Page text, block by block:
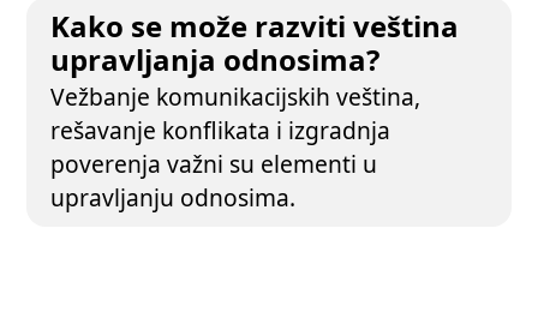
Kako se može razviti veština
upravljanja odnosima?
Vežbanje komunikacijskih veština,
rešavanje konflikata i izgradnja
poverenja važni su elementi u
upravljanju odnosima.